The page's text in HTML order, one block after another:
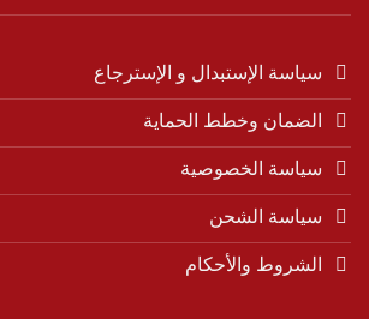
سياسة الإستبدال و الإسترجاع
الضمان وخطط الحماية
سياسة الخصوصية
سياسة الشحن
الشروط والأحكام